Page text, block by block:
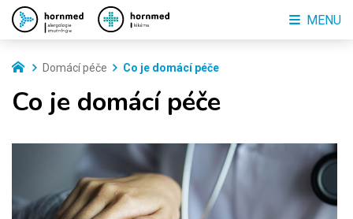
Domácí péče Co je domácí péče
Co je domácí péče
MENU